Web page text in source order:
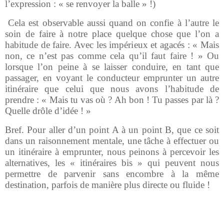
l’expression : « se renvoyer la balle » !)
Cela est observable aussi quand on confie à l’autre le
soin de faire à notre place quelque chose que l’on a
habitude de faire. Avec les impérieux et agacés : « Mais
non, ce n’est pas comme cela qu’il faut faire ! » Ou
lorsque l’on peine à se laisser conduire, en tant que
passager, en voyant le conducteur emprunter un autre
itinéraire que celui que nous avons l’habitude de
prendre : « Mais tu vas où ? Ah bon ! Tu passes par là ?
Quelle drôle d’idée ! »
Bref. Pour aller d’un point A à un point B, que ce soit
dans un raisonnement mentale, une tâche à effectuer ou
un itinéraire à emprunter, nous peinons à percevoir les
alternatives, les « itinéraires bis » qui peuvent nous
permettre de parvenir sans encombre à la même
destination, parfois de manière plus directe ou fluide !